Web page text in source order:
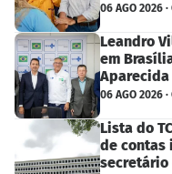
06 AGO 2026 ·
Leandro
em
Aparecida
06 AGO 2026 ·
Lista do
de contas
secretário